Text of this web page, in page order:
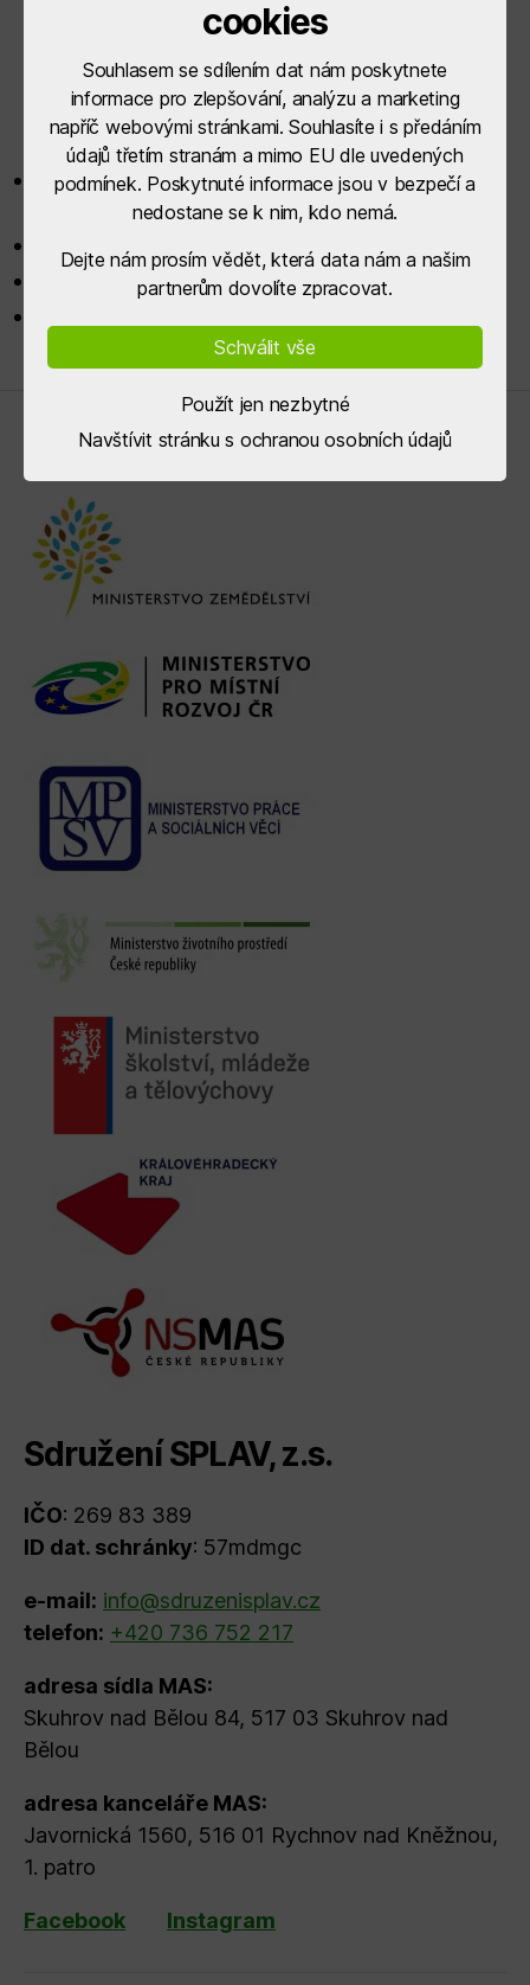
sociálního začleňování na území ORP Rychnov
AKTIVITY PROJEKTU:
Přednášky a semináře, zahradní terapie, Setkání
a happeningy
Aktivity II. běh projektu
Řídící orgány
Sdružení SPLAV, z.s.
IČO: 269 83 389
ID dat. schránky: 57mdmgc
e-mail: info@sdruzenisplav.cz
telefon: +420 736 752 217
adresa sídla MAS:
Skuhrov nad Bělou 84, 517 03 Skuhrov nad
Bělou
adresa kanceláře MAS:
Javornická 1560, 516 01 Rychnov nad Kněžnou,
1. patro
Facebook Instagram
cookies
Souhlasem se sdílením dat nám poskytnete
informace pro zlepšování, analýzu a marketing
napříč webovými stránkami. Souhlasíte i s předáním
údajů třetím stranám a mimo EU dle uvedených
podmínek. Poskytnuté informace jsou v bezpečí a
nedostane se k nim, kdo nemá.
Dejte nám prosím vědět, která data nám a našim
partnerům dovolíte zpracovat.
Schválit vše
Použít jen nezbytné
Navštívit stránku s ochranou osobních údajů